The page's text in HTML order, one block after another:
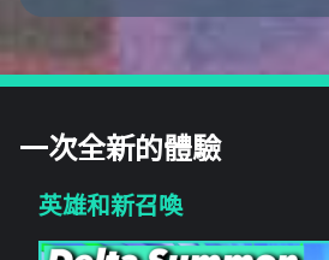
一次全新的體驗
英雄和新召喚